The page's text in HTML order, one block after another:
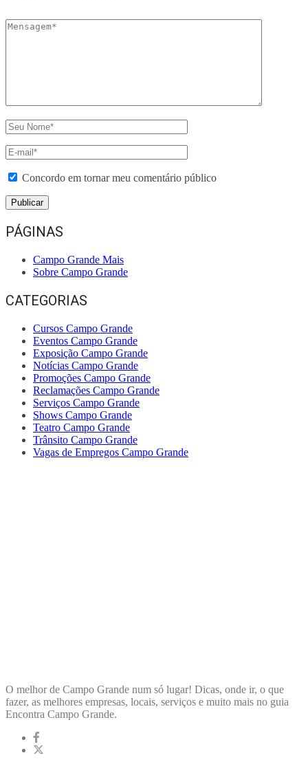
Concordo em tornar meu comentário público
PÁGINAS
Campo Grande Mais
Sobre Campo Grande
CATEGORIAS
Cursos Campo Grande
Eventos Campo Grande
Exposição Campo Grande
Notícias Campo Grande
Promoções Campo Grande
Reclamações Campo Grande
Serviços Campo Grande
Shows Campo Grande
Teatro Campo Grande
Trânsito Campo Grande
Vagas de Empregos Campo Grande
O melhor de Campo Grande num só lugar! Dicas, onde ir, o que
fazer, as melhores empresas, locais, serviços e muito mais no guia
Encontra Campo Grande.